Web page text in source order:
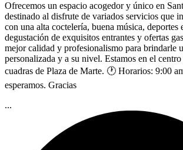
Ofrecemos un espacio acogedor y único en
destinado al disfrute de variados servicios que
con una alta coctelería, buena música, deportes
degustación de exquisitos entrantes y ofertas
mejor calidad y profesionalismo para brindarle
personalizada y a su nivel. Estamos en el
cuadras de Plaza de Marte. 🕐 Horarios: 9:00
esperamos. Gracias
...